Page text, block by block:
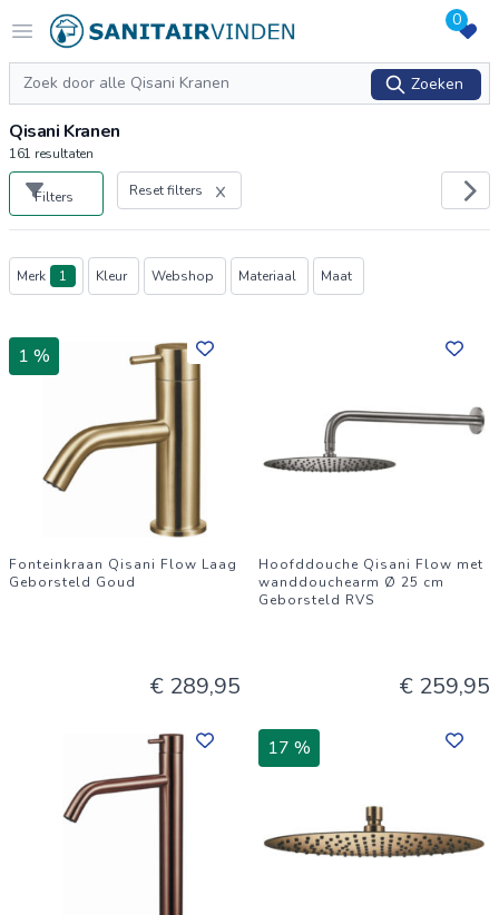
Open menu
Logo sanitairvinden.nl 0
Zoeken
Zoeken
Qisani Kranen
161 resultaten
Filters Reset filters
Producten
Merk 1 Kleur Webshop Materiaal Maat
1 %
Fonteinkraan Qisani Flow Laag
Geborsteld Goud
€ 289,95
Hoofddouche Qisani Flow met
wanddouchearm Ø 25 cm
Geborsteld RVS
€ 259,95
17 %